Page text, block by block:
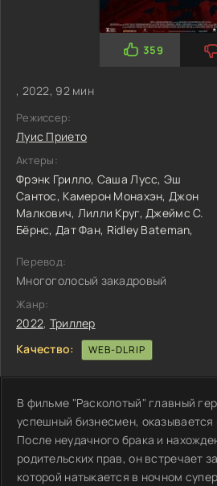
359
, 2022, 92 мин
Режиссер:
Луис Прието
Актеры:
Фрэнк Грилло, Саша Лусс,Эш
Сантос, Камерон Монахэн,Джон
Малкович, Лилли Круг,Джеймс С.
Бёрнс, Дат Фан, Ridley Bateman,
Перевод:
Многоголосый закадровый
Жанр:
2022, Триллер
Качество:
WEB-DLRIP
В фильме "Расколотый" главный
успешный бизнесмен,
После неудачного брака и
родительских прав, он встречает
которой натыкается в ночном